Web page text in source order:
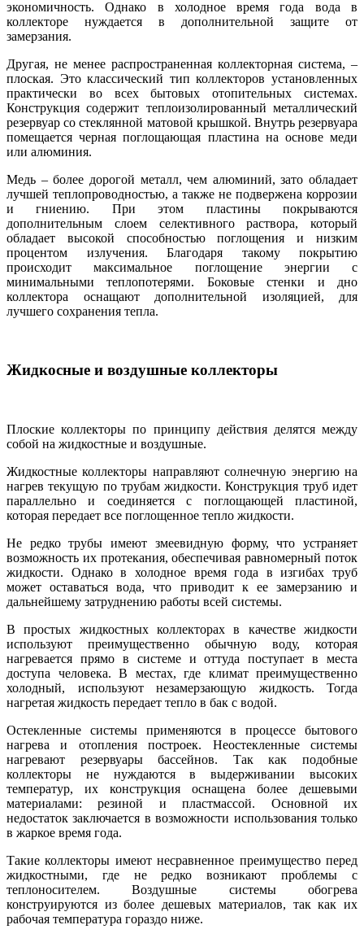
экономичность. Однако в холодное время года вода в
коллекторе нуждается в дополнительной защите от
замерзания.
Другая, не менее распространенная коллекторная система, –
плоская. Это классический тип коллекторов установленных
практически во всех бытовых отопительных системах.
Конструкция содержит теплоизолированный металлический
резервуар со стеклянной матовой крышкой. Внутрь резервуара
помещается черная поглощающая пластина на основе меди
или алюминия.
Медь – более дорогой металл, чем алюминий, зато обладает
лучшей теплопроводностью, а также не подвержена коррозии
и гниению. При этом пластины покрываются
дополнительным слоем селективного раствора, который
обладает высокой способностью поглощения и низким
процентом излучения. Благодаря такому покрытию
происходит максимальное поглощение энергии с
минимальными теплопотерями. Боковые стенки и дно
коллектора оснащают дополнительной изоляцией, для
лучшего сохранения тепла.
Жидкосные и воздушные коллекторы
Плоские коллекторы по принципу действия делятся между
собой на жидкостные и воздушные.
Жидкостные коллекторы направляют солнечную энергию на
нагрев текущую по трубам жидкости. Конструкция труб идет
параллельно и соединяется с поглощающей пластиной,
которая передает все поглощенное тепло жидкости.
Не редко трубы имеют змеевидную форму, что устраняет
возможность их протекания, обеспечивая равномерный поток
жидкости. Однако в холодное время года в изгибах труб
может оставаться вода, что приводит к ее замерзанию и
дальнейшему затруднению работы всей системы.
В простых жидкостных коллекторах в качестве жидкости
используют преимущественно обычную воду, которая
нагревается прямо в системе и оттуда поступает в места
доступа человека. В местах, где климат преимущественно
холодный, используют незамерзающую жидкость. Тогда
нагретая жидкость передает тепло в бак с водой.
Остекленные системы применяются в процессе бытового
нагрева и отопления построек. Неостекленные системы
нагревают резервуары бассейнов. Так как подобные
коллекторы не нуждаются в выдерживании высоких
температур, их конструкция оснащена более дешевыми
материалами: резиной и пластмассой. Основной их
недостаток заключается в возможности использования только
в жаркое время года.
Такие коллекторы имеют несравненное преимущество перед
жидкостными, где не редко возникают проблемы с
теплоносителем. Воздушные системы обогрева
конструируются из более дешевых материалов, так как их
рабочая температура гораздо ниже.